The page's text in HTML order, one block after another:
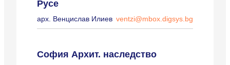
Русе
арх. Венцислав Илиев ventzi@mbox.digsys.bg
София Архит. наследство